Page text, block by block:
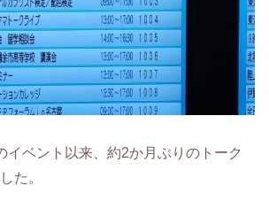
イベント以来、約2か月ぶりのトーク
た。